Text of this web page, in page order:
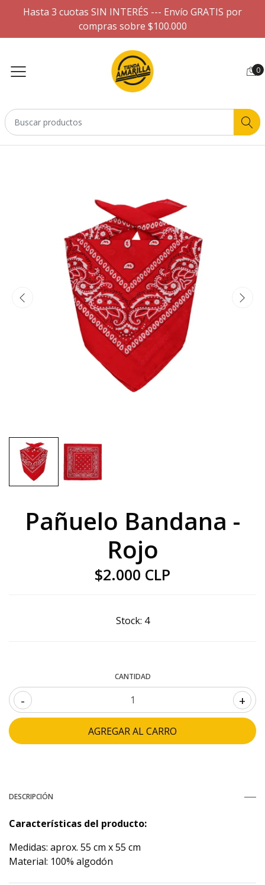
Hasta 3 cuotas SIN INTERÉS --- Envío GRATIS por
compras sobre $100.000
0
Pañuelo Bandana -
Rojo
$2.000 CLP
Stock: 4
CANTIDAD
- +
DESCRIPCIÓN
Características del producto:
Medidas: aprox. 55 cm x 55 cm
Material: 100% algodón